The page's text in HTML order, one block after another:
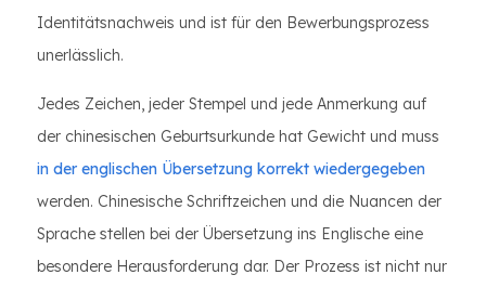
Identitätsnachweis und ist für den Bewerbungsprozess
unerlässlich.
Jedes Zeichen, jeder Stempel und jede Anmerkung auf
der chinesischen Geburtsurkunde hat Gewicht und muss
in der englischen Übersetzung korrekt wiedergegeben
werden. Chinesische Schriftzeichen und die Nuancen der
Sprache stellen bei der Übersetzung ins Englische eine
besondere Herausforderung dar. Der Prozess ist nicht nur